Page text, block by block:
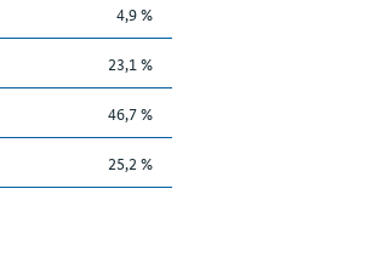
4,9 %
23,1 %
46,7 %
25,2 %